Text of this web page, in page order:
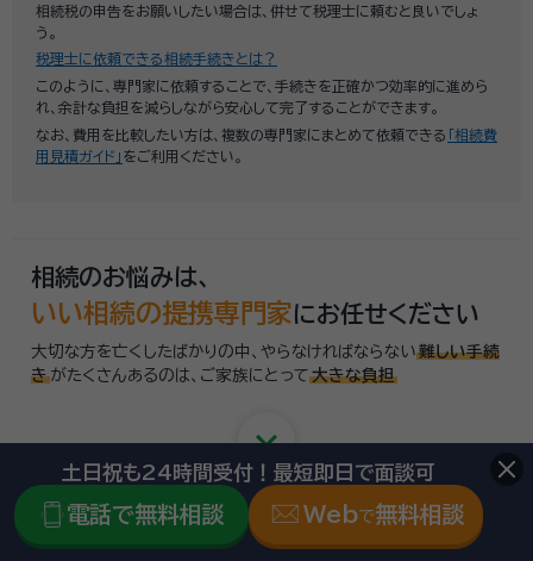
相続税の申告をお願いしたい場合は、併せて税理士に頼むと良いでしょ
う。
税理士に依頼できる相続手続きとは？
このように、専門家に依頼することで、手続きを正確かつ効率的に進めら
れ、余計な負担を減らしながら安心して完了することができます。
なお、費用を比較したい方は、複数の専門家にまとめて依頼できる 「相続費
用見積ガイド」 をご利用ください。
相続のお悩みは、
いい相続の提携専門家にお任せください
大切な方を亡くしたばかりの中、やらなければならない 難しい手続
き がたくさんあるのは、 ご家族にとって 大きな負担
keyboard_arrow_down
相続に必要な手続きは
こんなにあります
土日祝も24時間受付！最短即日で面談可
電話で無料相談 Webで無料相談